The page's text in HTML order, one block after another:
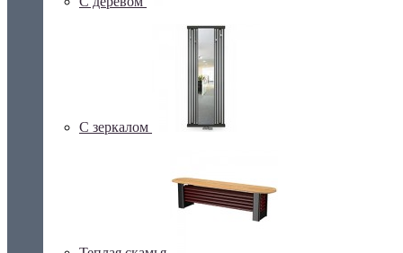
С зеркалом